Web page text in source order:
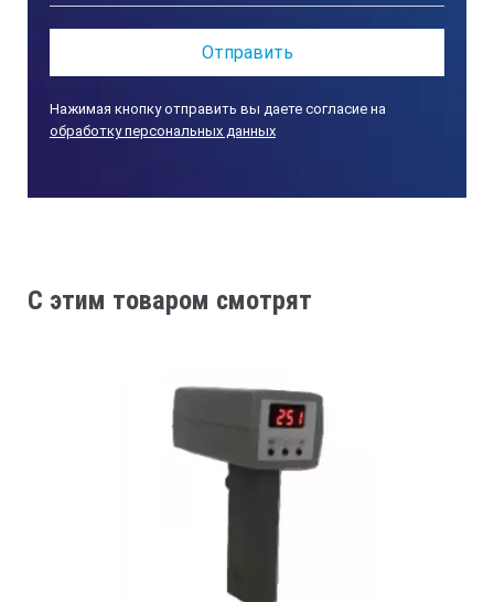
500мсек
Функции
выбор единиц изм-я ℃/℉
Нажимая кнопку отправить вы даете согласие на
обработку персональных данных
C этим товаром смотрят